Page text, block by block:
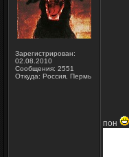
Зарегистрирован:
02.08.2010
Сообщения: 2551
Откуда: Россия, Пермь
пон